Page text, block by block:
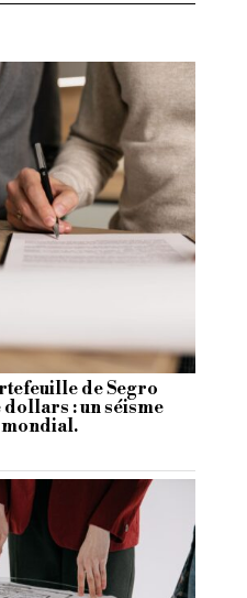
de Segro
: un séisme